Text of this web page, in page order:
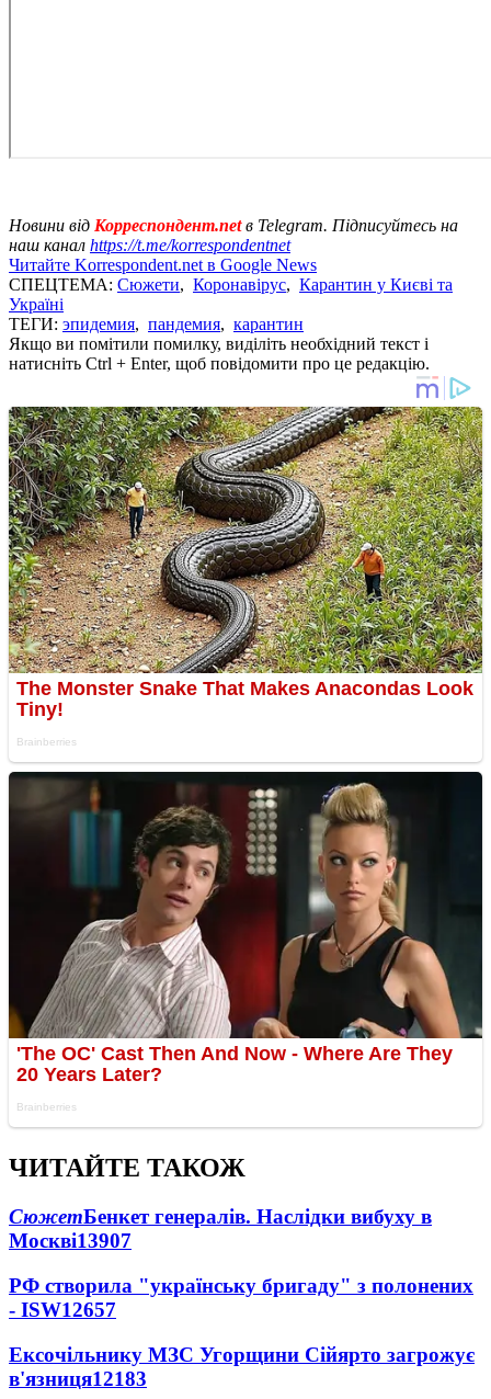
Новини від Корреспондент.netв Telegram. Підписуйтесь на
наш канал https://t.me/korrespondentnet
Читайте Korrespondent.net в Google News
СПЕЦТЕМА: Сюжети, Коронавірус, Карантин у Києві та
Україні
ТЕГИ: эпидемия, пандемия, карантин
Якщо ви помітили помилку, виділіть необхідний текст і
натисніть Ctrl + Enter, щоб повідомити про це редакцію.
ЧИТАЙТЕ ТАКОЖ
СюжетБенкет генералів. Наслідки вибуху в
Москві13907
РФ створила "українську бригаду" з полонених
- ISW12657
Ексочільнику МЗС Угорщини Сійярто загрожує
в'язниця12183